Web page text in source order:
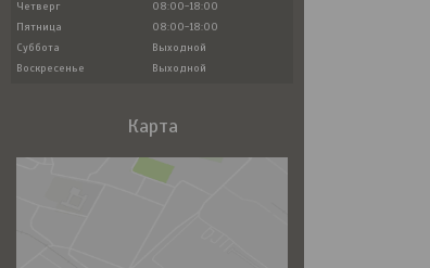
Четверг
08:00-18:00
Пятница
08:00-18:00
Суббота
Выходной
Воскресенье
Выходной
Карта